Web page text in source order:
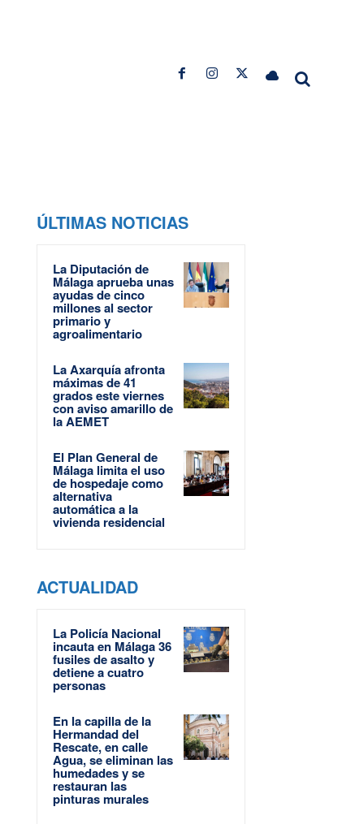
ÚLTIMAS NOTICIAS
La Diputación de
Málaga aprueba unas
ayudas de cinco
millones al sector
primario y
agroalimentario
La Axarquía afronta
máximas de 41
grados este viernes
con aviso amarillo de
la AEMET
El Plan General de
Málaga limita el uso
de hospedaje como
alternativa
automática a la
vivienda residencial
ACTUALIDAD
La Policía Nacional
incauta en Málaga 36
fusiles de asalto y
detiene a cuatro
personas
En la capilla de la
Hermandad del
Rescate, en calle
Agua, se eliminan las
humedades y se
restauran las
pinturas murales